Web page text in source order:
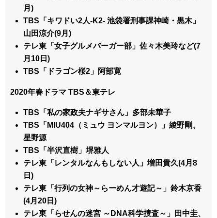
月)
TBS「キワドい2人-K2- 池袋署刑事課神崎・黒木」
山田涼介(9月)
テレ東「女子グルメバーガー部」佐々木美玲など(7
月10日)
TBS「ドラゴン桜2」阿部寛
2020年春ドラマ TBS＆東テレ
TBS「私の家政夫ナギサさん」多部未華子
TBS「MIU404（ミュウ ヨンマルヨン）」綾野剛、
星野源
TBS「半沢直樹」堺雅人
テレ東「レンタルなんもしない人」増田貴久(4月8
日)
テレ東「行列の女神～らーめん才遊記～」鈴木京香
(4月20日)
テレ東「らせんの迷宮 ～DNA科学捜査～」田中圭、